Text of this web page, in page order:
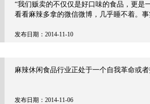
“我们贩卖的不仅仅是好口味的食品，更是
看看麻辣多拿的微信微博，几乎睡不着。
发布日期：2014-11-10
麻辣休闲食品行业正处于一个自我革命或
发布日期：2014-11-06